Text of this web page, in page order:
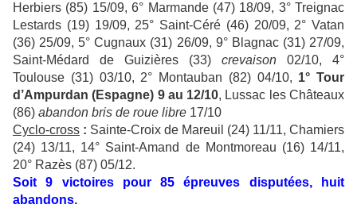
Herbiers (85) 15/09, 6° Marmande (47) 18/09, 3° Treignac
Lestards (19) 19/09, 25° Saint-Céré (46) 20/09, 2° Vatan
(36) 25/09, 5° Cugnaux (31) 26/09, 9° Blagnac (31) 27/09,
Saint-Médard de Guizières (33) crevaison 02/10, 4°
Toulouse (31) 03/10, 2° Montauban (82) 04/10, 1° Tour
d’Ampurdan (Espagne) 9 au 12/10, Lussac les Châteaux
(86) abandon bris de roue libre 17/10
Cyclo-cross : Sainte-Croix de Mareuil (24) 11/11, Chamiers
(24) 13/11, 14° Saint-Amand de Montmoreau (16) 14/11,
20° Razès (87) 05/12.
Soit 9 victoires pour 85 épreuves disputées, huit
abandons.